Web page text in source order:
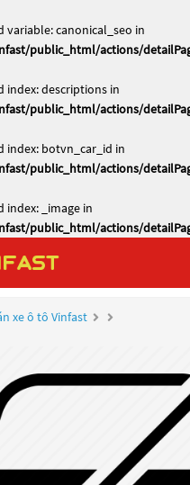
variable: canonical_seo in
public_html/actions/
index: descriptions in
public_html/actions/
index: botvn_car_id in
public_html/actions/
index: _image in
public_html/actions/
xe ô tô Vinfast